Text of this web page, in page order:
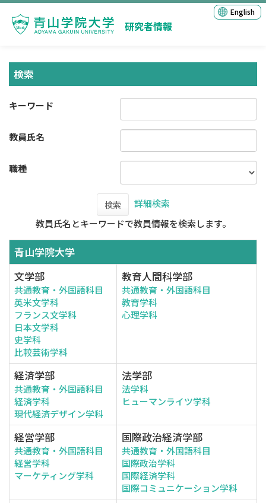
研究者情報
English
検索
キーワード
教員氏名
職種
検索
詳細検索
教員氏名とキーワードで教員情報を検索します。
青山学院大学
文学部
共通教育・外国語科目
英米文学科
フランス文学科
日本文学科
史学科
比較芸術学科
教育人間科学部
共通教育・外国語科目
教育学科
心理学科
経済学部
共通教育・外国語科目
経済学科
現代経済デザイン学科
法学部
法学科
ヒューマンライツ学科
経営学部
共通教育・外国語科目
経営学科
マーケティング学科
国際政治経済学部
共通教育・外国語科目
国際政治学科
国際経済学科
国際コミュニケーション学科